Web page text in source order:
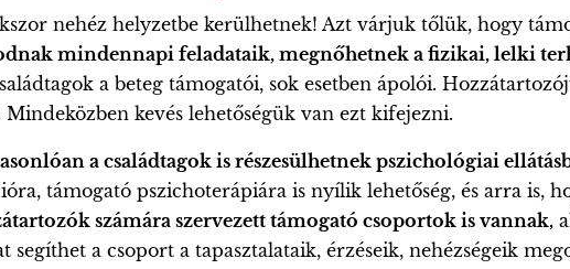
nehéz helyzetbe kerülhetnek! Azt várjuk tőlük, hogy
mindennapi feladataik, megnőhetnek a fizikai, lelki
a beteg támogatói, sok esetben ápolói.
kevés lehetőségük van ezt kifejezni.
a családtagok is részesülhetnek pszichológiai
támogató pszichoterápiára is nyílik lehetőség, és arra is,
számára szervezett támogató csoportok is vannak,
a csoport a tapasztalataik, érzéseik, nehézségeik